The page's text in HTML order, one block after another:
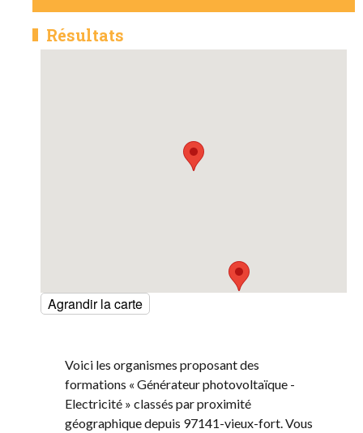
Résultats
Agrandir la carte
Voici les organismes proposant des
formations « Générateur photovoltaïque -
Electricité » classés par proximité
géographique depuis 97141-vieux-fort. Vous